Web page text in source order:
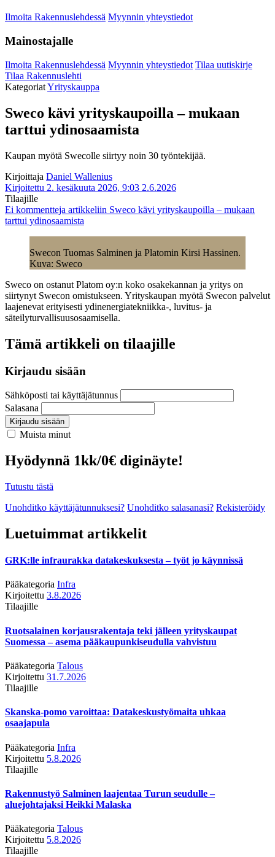
Ilmoita Rakennuslehdessä Myynnin yhteystiedot
Mainostajalle
Ilmoita Rakennuslehdessä Myynnin yhteystiedot Tilaa uutiskirje
Tilaa Rakennuslehti
KategoriatYrityskauppa
Sweco kävi yrityskaupoilla – mukaan
tarttui ydinosaamista
Kaupan myötä Swecolle siirtyy noin 30 työntekijää.
Kirjoittaja Daniel Wallenius
Kirjoitettu 2. kesäkuuta 2026, 9:03 2.6.2026
Tilaajille
Ei kommentteja artikkeliin Sweco kävi yrityskaupoilla – mukaan
tarttui ydinosaamista
Swecon Tuomas Salminen ja Platomin Kirsi Hassinen.
Kuva: Sweco
Sweco on ostanut Platom oy:n koko osakekannan ja yritys on
siirtynyt Swecon omistukseen. Yrityskaupan myötä Swecon palvelut
laajenevat erityisesti ydinenergiatekniikka-, luvitus- ja
säteilyturvallisuusosaamisella.
Tämä artikkeli on tilaajille
Kirjaudu sisään
Sähköposti tai käyttäjätunnus
Salasana
Kirjaudu sisään
Muista minut
Hyödynnä 1kk/0€ diginäyte!
Tutustu tästä
Unohditko käyttäjätunnuksesi? Unohditko salasanasi? Rekisteröidy
Luetuimmat artikkelit
GRK:lle infraurakka datakeskuksesta – työt jo käynnissä
Pääkategoria Infra
Kirjoitettu 3.8.2026
Tilaajille
Ruotsalainen korjausrakentaja teki jälleen yrityskaupat
Suomessa – asema pääkaupunkiseudulla vahvistuu
Pääkategoria Talous
Kirjoitettu 31.7.2026
Tilaajille
Skanska-pomo varoittaa: Datakeskustyömaita uhkaa
osaajapula
Pääkategoria Infra
Kirjoitettu 5.8.2026
Tilaajille
Rakennustyö Salminen laajentaa Turun seudulle –
aluejohtajaksi Heikki Malaska
Pääkategoria Talous
Kirjoitettu 5.8.2026
Tilaajille